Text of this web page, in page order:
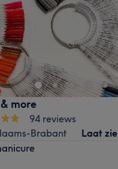
Minceur, situé sur la
est un salon de
le visage et le corps.
un espace feutré,
Ce salon utilise
produits professionnels et
more
94 reviews
Brabant
Laat